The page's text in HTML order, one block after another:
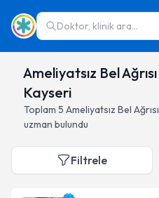
Doktor, klinik ara...
Ameliyatsız Bel
Kayseri
Toplam 5 Ameliyatsız Bel
uzman bulundu
Filtrele